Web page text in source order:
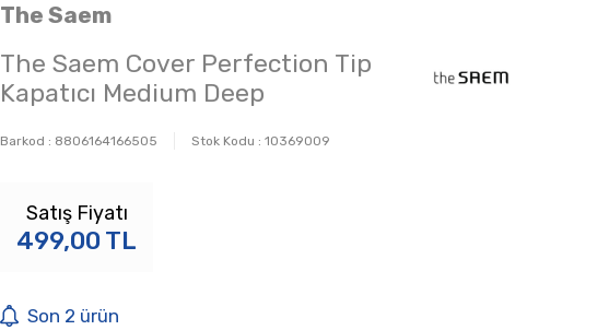
The Saem
The Saem Cover Perfection Tip
Kapatıcı Medium Deep
Barkod : 8806164166505 Stok Kodu : 10369009
Satış Fiyatı
499,00 TL
Son 2 ürün